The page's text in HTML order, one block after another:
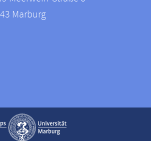
Marburg
Kontaktinformationen